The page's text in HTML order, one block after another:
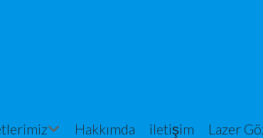
Hakkımda iletişim Lazer